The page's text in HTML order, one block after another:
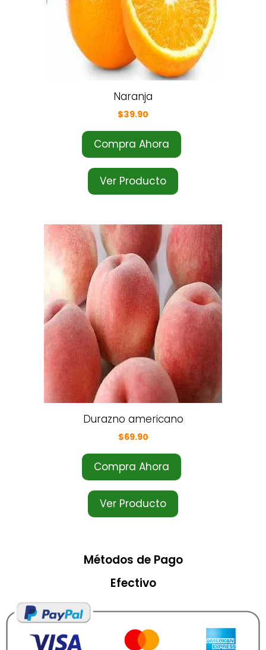
Naranja
$39.90
Compra Ahora
Ver Producto
Durazno americano
$69.90
Compra Ahora
Ver Producto
Métodos de Pago
Efectivo